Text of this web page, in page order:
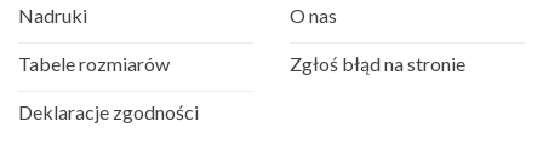
Nadruki
Tabele rozmiarów
Deklaracje zgodności
O nas
Zgłoś błąd na stronie